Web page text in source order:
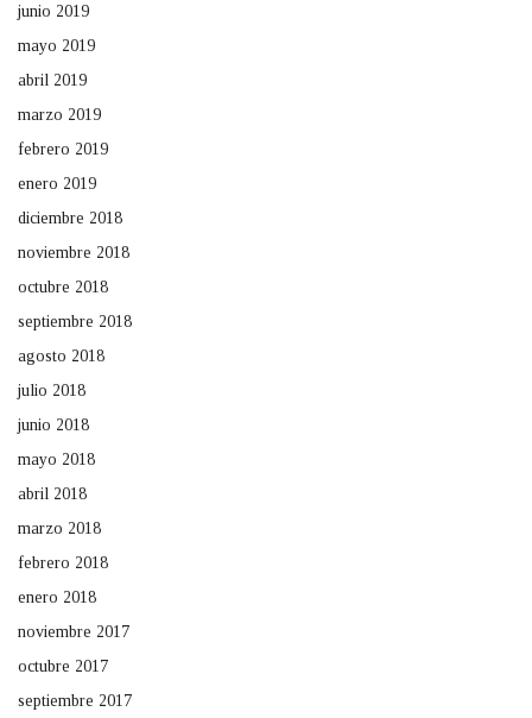
junio 2019
mayo 2019
abril 2019
marzo 2019
febrero 2019
enero 2019
diciembre 2018
noviembre 2018
octubre 2018
septiembre 2018
agosto 2018
julio 2018
junio 2018
mayo 2018
abril 2018
marzo 2018
febrero 2018
enero 2018
noviembre 2017
octubre 2017
septiembre 2017